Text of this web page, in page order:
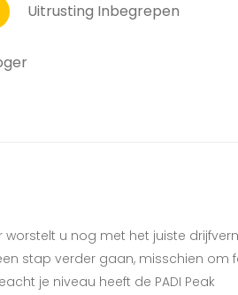
Uitrusting Inbegrepen
u nog met het juiste
stap verder gaan, misschien om
je niveau heeft de PADI Peak